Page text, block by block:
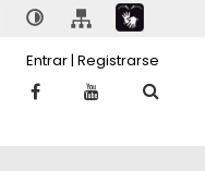
Entrar| Registrarse